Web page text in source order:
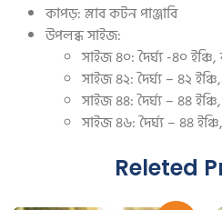
কাপড়: স্লাব কটন পাঞ্জাবি
উপলব্ধ সাইজ:
সাইজ ৪০: দৈর্ঘ্য -৪০
সাইজ ৪২: দৈর্ঘ্য – ৪২
সাইজ ৪৪: দৈর্ঘ্য – ৪৪
সাইজ ৪৬: দৈর্ঘ্য – ৪৪
Releted